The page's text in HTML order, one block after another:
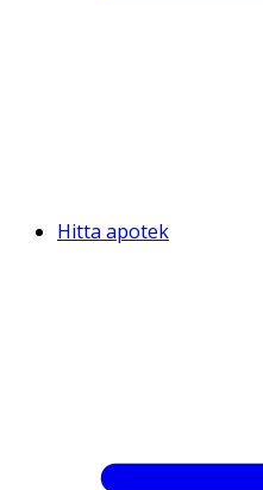
Hitta apotek